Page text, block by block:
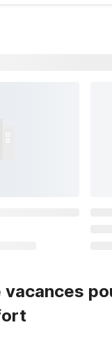
vacances